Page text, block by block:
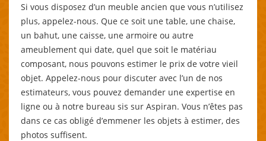
Si vous disposez d’un meuble ancien que vous n’utilisez
plus, appelez-nous. Que ce soit une table, une chaise,
un bahut, une caisse, une armoire ou autre
ameublement qui date, quel que soit le matériau
composant, nous pouvons estimer le prix de votre vieil
objet. Appelez-nous pour discuter avec l’un de nos
estimateurs, vous pouvez demander une expertise en
ligne ou à notre bureau sis sur Aspiran. Vous n’êtes pas
dans ce cas obligé d’emmener les objets à estimer, des
photos suffisent.